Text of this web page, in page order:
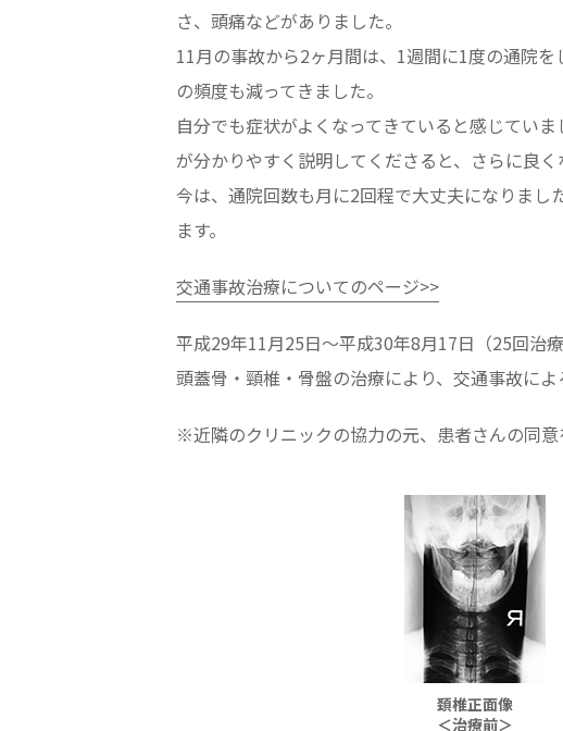
さ、頭痛などがありました。
11月の事故から2ヶ月間は、1週間に1度の通院
の頻度も減ってきました。
自分でも症状がよくなってきていると感じてい
が分かりやすく説明してくださると、さらに良く
今は、通院回数も月に2回程で大丈夫になりま
ます。
交通事故治療についてのページ>>
平成29年11月25日～平成30年8月17日（25回治療
頭蓋骨・頸椎・骨盤の治療により、交通事故に
※近隣のクリニックの協力の元、患者さんの同意
頚椎正面像
＜治療前＞